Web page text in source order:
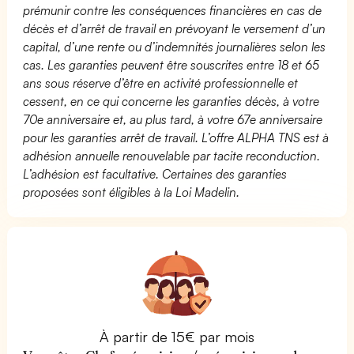
prémunir contre les conséquences financières en cas de
décès et d’arrêt de travail en prévoyant le versement d’un
capital, d’une rente ou d’indemnités journalières selon les
cas. Les garanties peuvent être souscrites entre 18 et 65
ans sous réserve d’être en activité professionnelle et
cessent, en ce qui concerne les garanties décès, à votre
70e anniversaire et, au plus tard, à votre 67e anniversaire
pour les garanties arrêt de travail. L’offre ALPHA TNS est à
adhésion annuelle renouvelable par tacite reconduction.
L’adhésion est facultative. Certaines des garanties
proposées sont éligibles à la Loi Madelin.
À partir de 15€ par mois